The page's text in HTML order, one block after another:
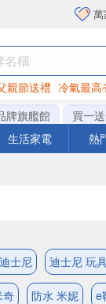
萬
親節送禮 冷氣最高
牌旗艦館 買一
生活家電 熱
士尼 迪士尼 玩
奇 防水 米妮 e